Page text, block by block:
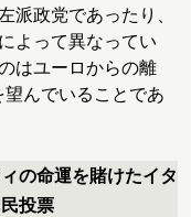
派政党であったり、
よって異なってい
はユーロからの離
んでいることであ
の命運を賭けたイタ
投票